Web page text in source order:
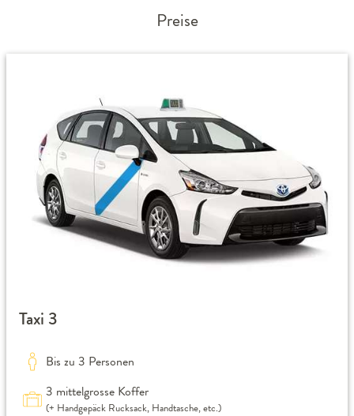
Preise
Taxi 3
Bis zu 3 Personen
3 mittelgrosse Koffer
(+ Handgepäck Rucksack, Handtasche, etc.)